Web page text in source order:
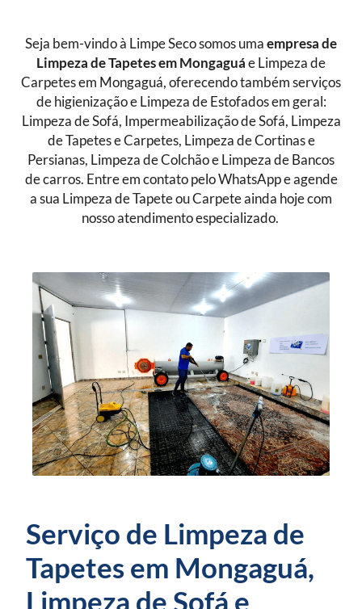
Seja bem-vindo à Limpe Seco somos uma empresa de
Limpeza de Tapetesem Mongaguá e Limpeza de
Carpetes em Mongaguá, oferecendo também serviços
de higienização e Limpeza de Estofados em geral:
Limpeza de Sofá, Impermeabilização de Sofá, Limpeza
de Tapetes e Carpetes, Limpeza de Cortinas e
Persianas, Limpeza de Colchão e Limpeza de Bancos
de carros. Entre em contato pelo WhatsApp e agende
a sua Limpeza de Tapete ou Carpete ainda hoje com
nosso atendimento especializado.
Serviço de Limpeza de
Tapetes em Mongaguá,
Limpeza de Sofá e